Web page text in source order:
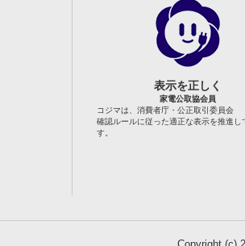
表示を正しく
家電公取協会員
コジマは、消費者庁・公正取引委員会
確認ルールに従った適正な表示を推進し
す。